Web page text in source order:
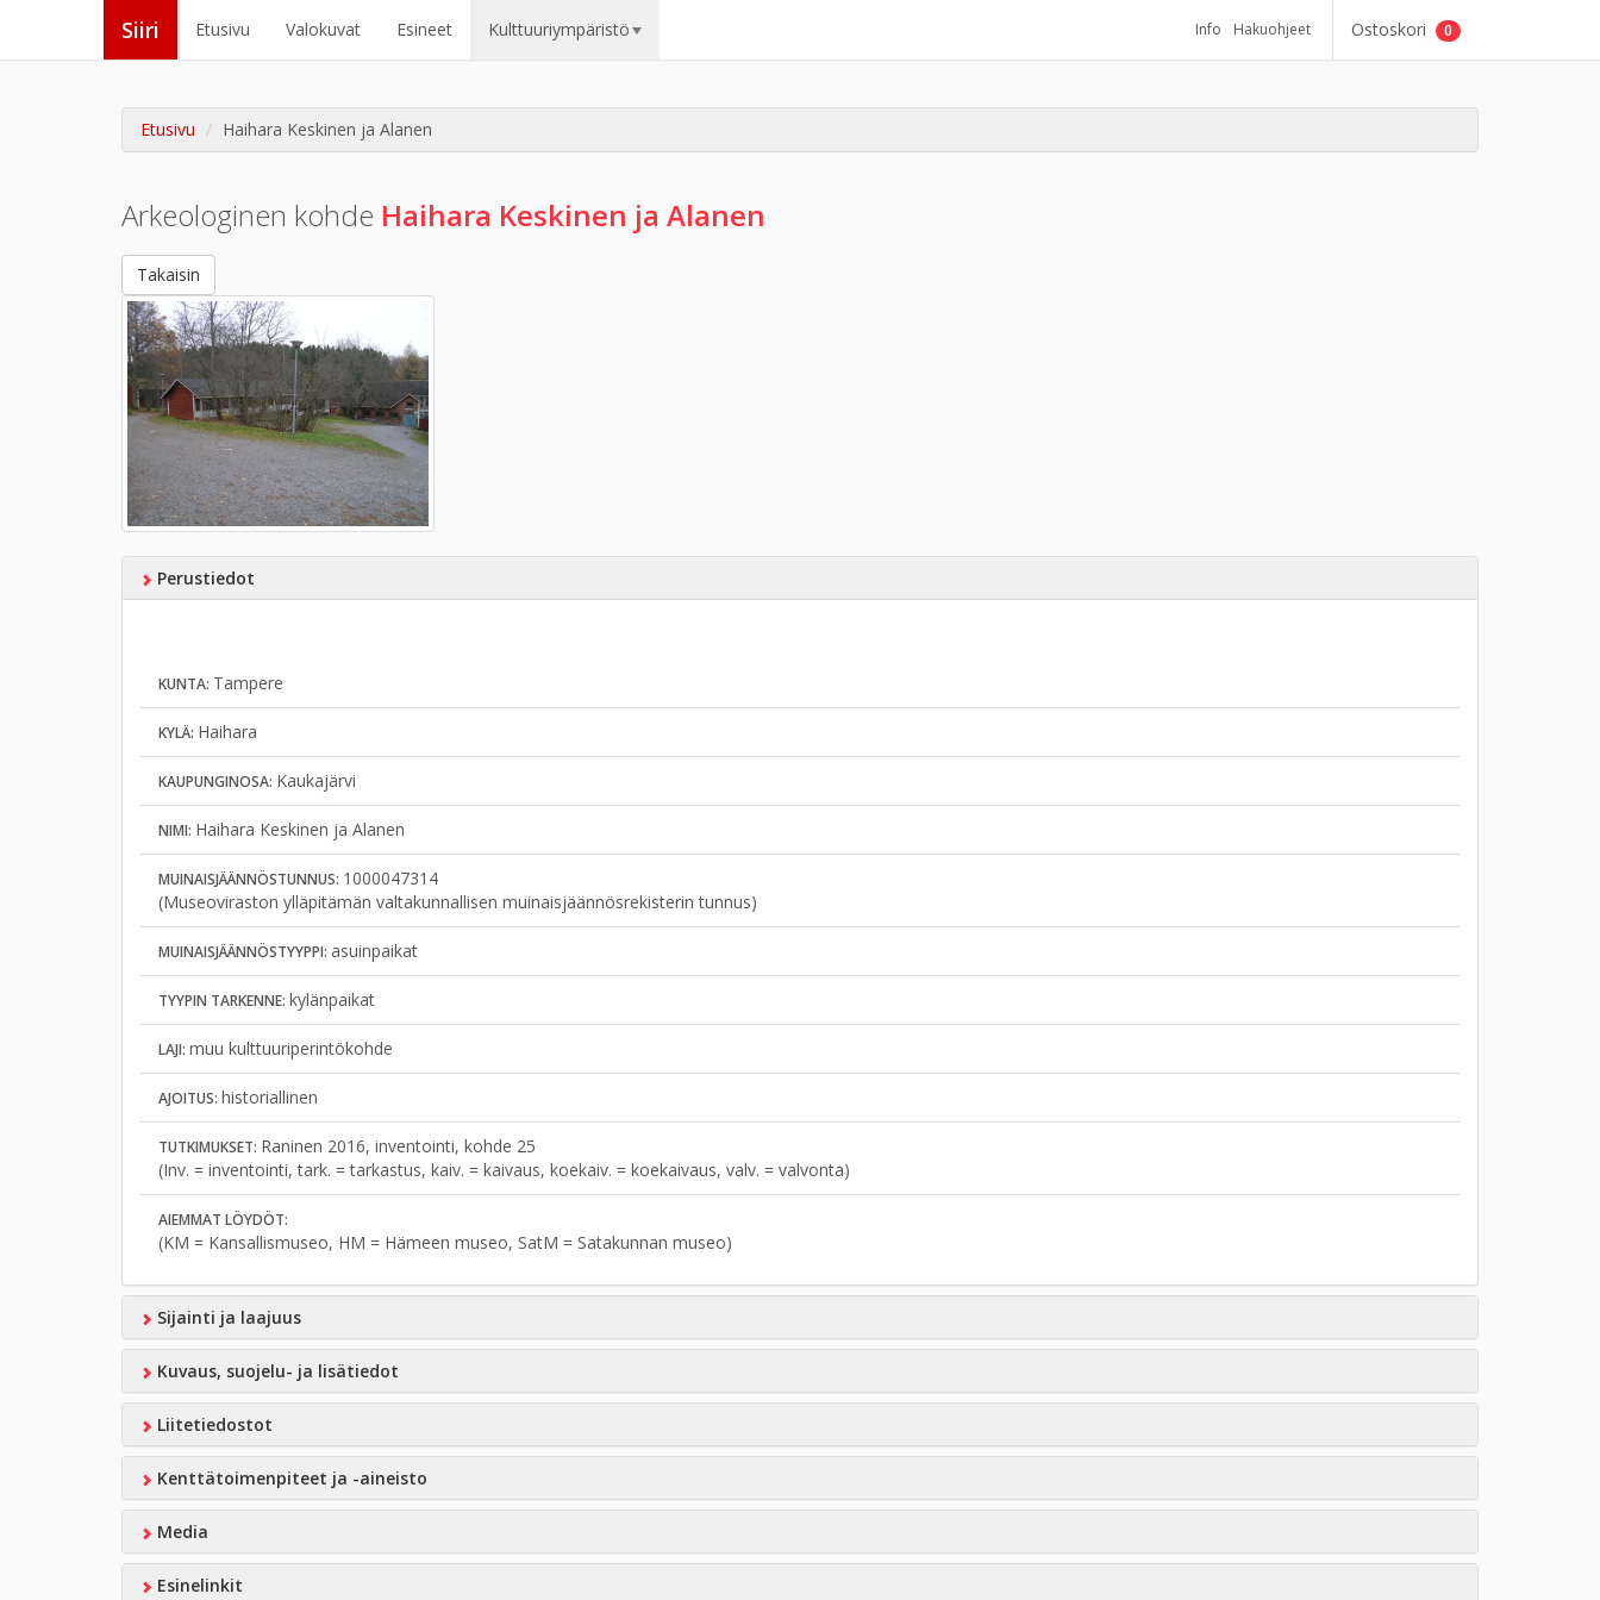
Siiri Etusivu Valokuvat Esineet Kulttuuriympäristö Info Hakuohjeet Ostoskori 0
Etusivu Haihara Keskinen ja Alanen
Arkeologinen kohde Haihara Keskinen ja Alanen
Takaisin
Perustiedot
KUNTA: Tampere
KYLÄ: Haihara
KAUPUNGINOSA: Kaukajärvi
NIMI: Haihara Keskinen ja Alanen
MUINAISJÄÄNNÖSTUNNUS: 1000047314
(Museoviraston ylläpitämän valtakunnallisen muinaisjäännösrekisterin tunnus)
MUINAISJÄÄNNÖSTYYPPI: asuinpaikat
TYYPIN TARKENNE: kylänpaikat
LAJI: muu kulttuuriperintökohde
AJOITUS: historiallinen
TUTKIMUKSET: Raninen 2016, inventointi, kohde 25
(Inv. = inventointi, tark. = tarkastus, kaiv. = kaivaus, koekaiv. = koekaivaus, valv. = valvonta)
AIEMMAT LÖYDÖT:
(KM = Kansallismuseo, HM = Hämeen museo, SatM = Satakunnan museo)
Sijainti ja laajuus
Kuvaus, suojelu- ja lisätiedot
Liitetiedostot
Kenttätoimenpiteet ja -aineisto
Media
Esinelinkit